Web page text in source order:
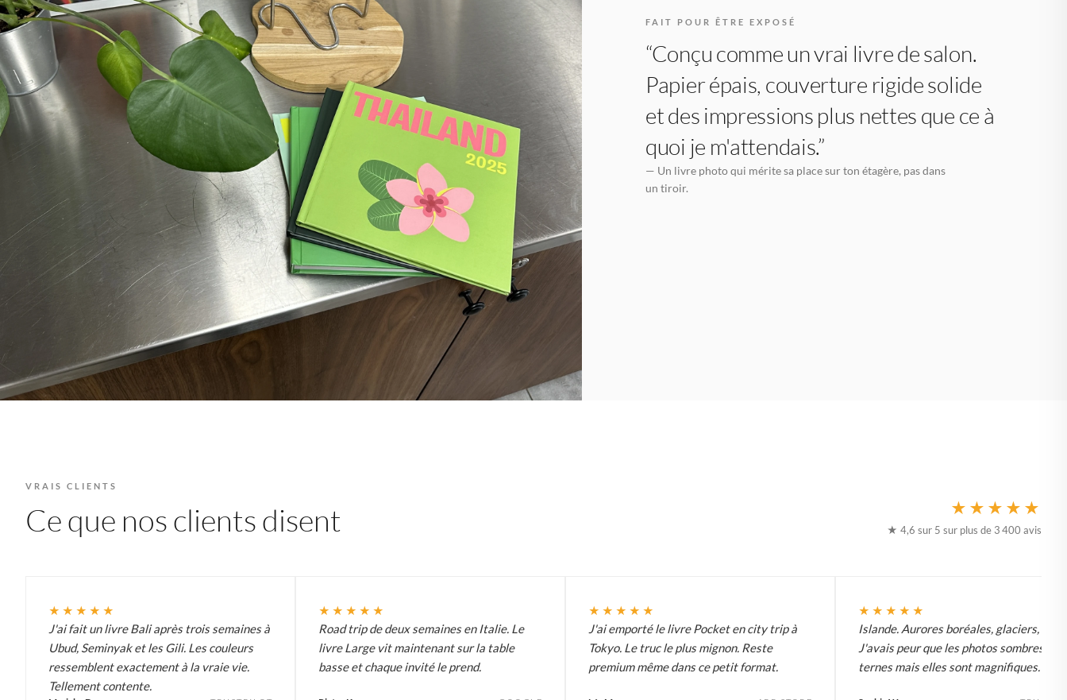
FAIT POUR ÊTRE EXPOSÉ
“Conçu comme un vrai livre de salon.
Papier épais, couverture rigide solide
et des impressions plus nettes que ce à
quoi je m'attendais.”
— Un livre photo qui mérite sa place sur ton étagère, pas dans
un tiroir.
VRAIS CLIENTS
Ce que nos clients disent ★★★★★
★ 4,6 sur 5 sur plus de 3 400 avis
★★★★★
J'ai fait un livre Bali après trois semaines à
Ubud, Seminyak et les Gili. Les couleurs
ressemblent exactement à la vraie vie.
Tellement contente.
★★★★★
Road trip de deux semaines en Italie. Le
livre Large vit maintenant sur la table
basse et chaque invité le prend.
★★★★★
J'ai emporté le livre Pocket en city trip à
Tokyo. Le truc le plus mignon. Reste
premium même dans ce petit format.
★★★★★
Islande. Aurores boréales, glaciers, tout.
J'avais peur que les photos sombres
ternes mais elles sont magnifiques.